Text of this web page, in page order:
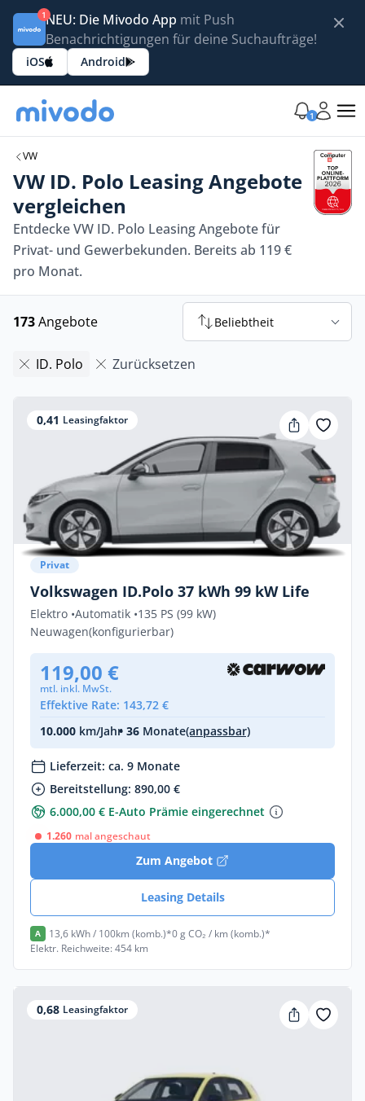
1NEU: Die Mivodo App mit Push
Benachrichtigungen für deine Suchaufträge!
iOS Android
1
VW
VW ID. Polo Leasing Angebote
vergleichen
Entdecke VW ID. Polo Leasing Angebote für
Privat- und Gewerbekunden. Bereits ab 119 €
pro Monat.
173Angebote Beliebtheit
ID. Polo Zurücksetzen
0,41 Leasingfaktor
Privat
Volkswagen ID.Polo 37 kWh 99 kW Life
Elektro •Automatik •135 PS (99 kW)
Neuwagen(konfigurierbar)
119,00 €
mtl. inkl. MwSt.
Effektive Rate: 143,72 €
10.000 km/Jahr• 36 Monate(anpassbar)
Lieferzeit: ca. 9 Monate
Bereitstellung: 890,00 €
6.000,00 € E-Auto Prämie eingerechnet
1.260 mal angeschaut
Zum Angebot
Leasing Details
A 13,6 kWh / 100km (komb.)*0 g CO₂ / km (komb.)*
Elektr. Reichweite: 454 km
0,68 Leasingfaktor